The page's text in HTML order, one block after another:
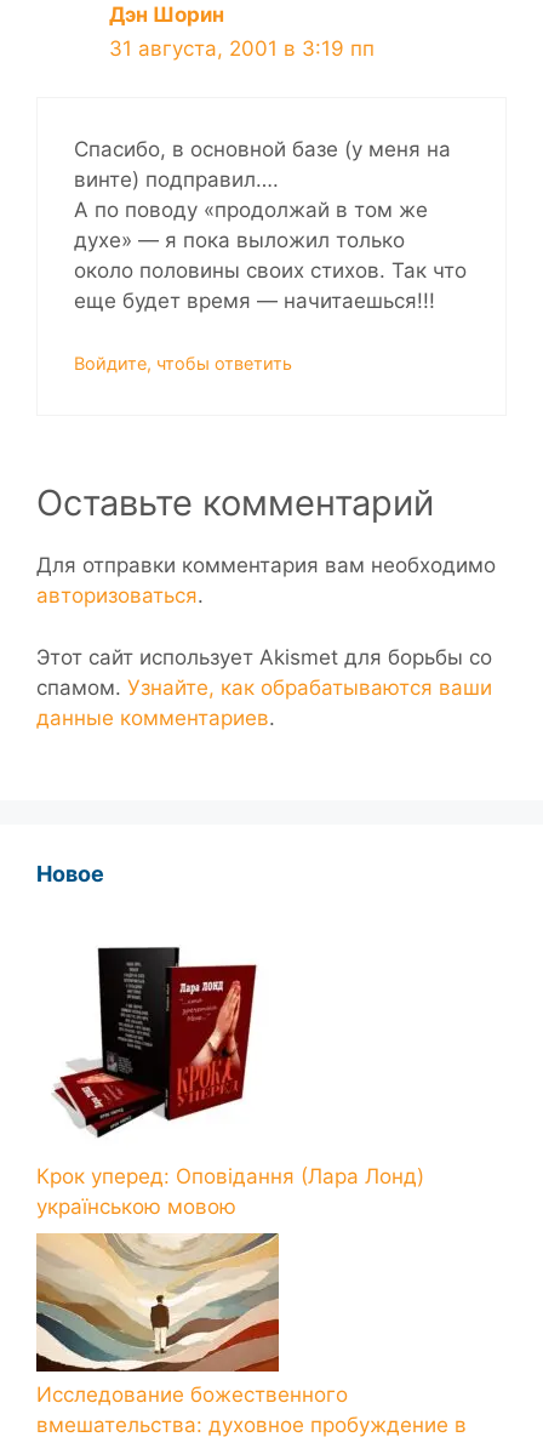
Дэн Шорин
31 августа, 2001 в 3:19 пп
Спасибо, в основной базе (у меня на
винте) подправил….
А по поводу «продолжай в том же
духе» — я пока выложил только
около половины своих стихов. Так что
еще будет время — начитаешься!!!
Войдите, чтобы ответить
Оставьте комментарий
Для отправки комментария вам необходимо
авторизоваться.
Этот сайт использует Akismet для борьбы со
спамом. Узнайте, как обрабатываются ваши
данные комментариев.
Новое
Крок уперед: Оповідання (Лара Лонд)
українською мовою
Исследование божественного
вмешательства: духовное пробуждение в